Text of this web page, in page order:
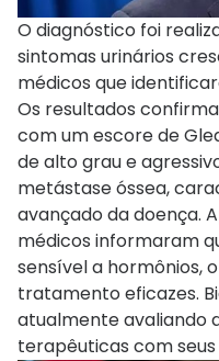
O diagnóstico foi
sintomas urinários
médicos que
Os resultados
com um escore de
de alto grau e
metástase óssea,
avançado da doença.
médicos informaram
sensível a hormônios,
tratamento eficazes.
atualmente avaliando
terapêuticas com